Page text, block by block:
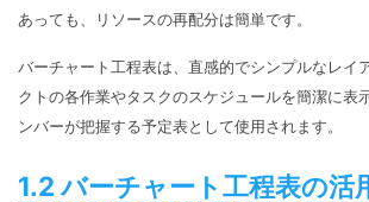
あっても、リソースの再配分は簡単です。
バーチャート工程表は、直感的でシンプルなレイ
クトの各作業やタスクのスケジュールを簡潔に表
ンバーが把握する予定表として使用されます。
1.2 バーチャート工程表の活